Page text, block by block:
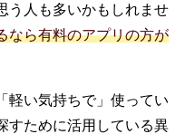
う人も多いかもしれませ
なら有料のアプリの方が
軽い気持ちで」使ってい
すために活用している異